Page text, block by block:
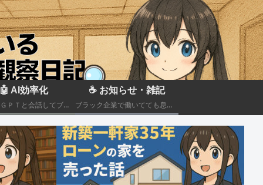
🤖 AI効率化
ＣｈａｔＧＰＴと会話してブラック企業での疲れを癒やしたり、自己成長のための知見を広げる💻
☕ お知らせ・雑記
ブラック企業で働いてても息抜きしたい。。。